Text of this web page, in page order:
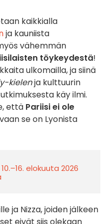
kaikkialla
ja kauniista
vähemmän
töykeydestä!
ulkomailla, ja siinä
kielenja kulttuurin
käy ilmi.
että Pariisi ei ole
se on Lyonista
elokuuta 2026
ja Nizza, joiden jälkeen